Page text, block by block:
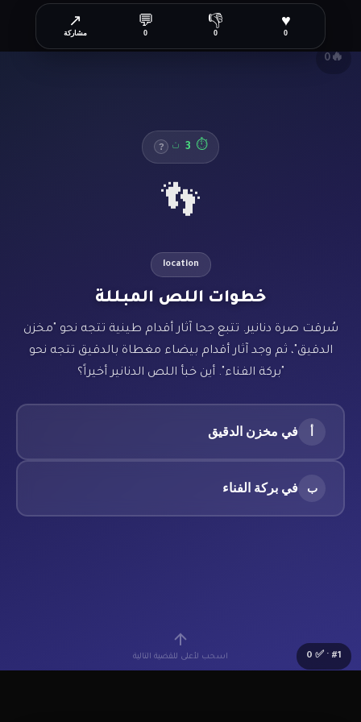
⏱
3 ث ?
👣
location
خطوات اللص المبللة
سُرقت صرة دنانير. تتبع جحا آثار أقدام طينية تتجه نحو "مخزن
الدقيق"، ثم وجد آثار أقدام بيضاء مغطاة بالدقيق تتجه نحو
"بركة الفناء". أين خبأ اللص الدنانير أخيراً؟
أ في مخزن الدقيق
ب في بركة الفناء
اسحب لأعلى للقضية التالية #1
· ✅
0
🔥
0
♥
0
👎
0
💬
0
↗
مشاركة